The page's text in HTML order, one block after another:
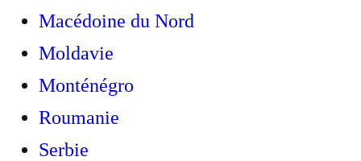
Macédoine du Nord
Moldavie
Monténégro
Roumanie
Serbie